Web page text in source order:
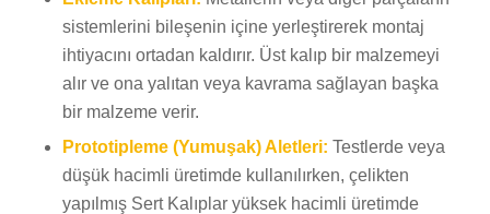
sistemlerini bileşenin içine yerleştirerek montaj
ihtiyacını ortadan kaldırır. Üst kalıp bir malzemeyi
alır ve ona yalıtan veya kavrama sağlayan başka
bir malzeme verir.
Prototipleme (Yumuşak) Aletleri: Testlerde veya
düşük hacimli üretimde kullanılırken, çelikten
yapılmış Sert Kalıplar yüksek hacimli üretimde